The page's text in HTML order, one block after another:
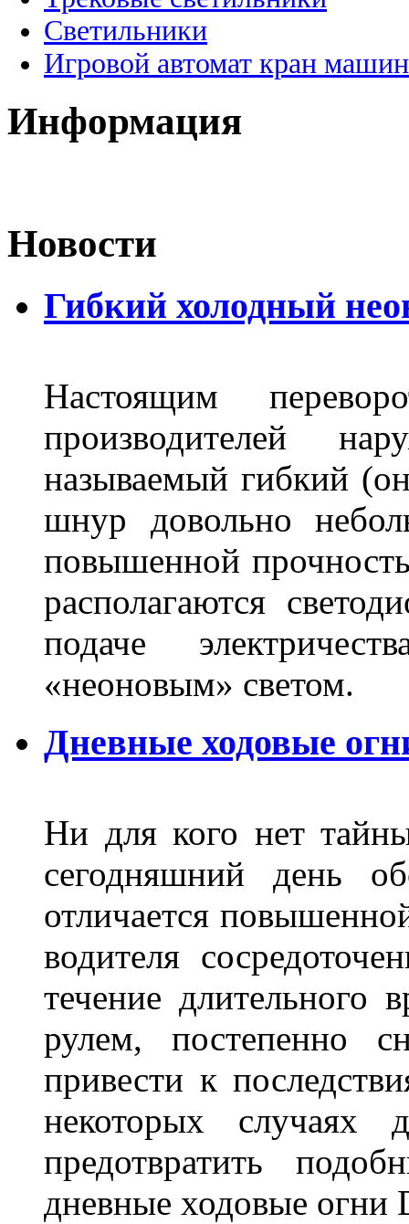
Светильники
Игровой автомат кран
Информация
Новости
Гибкий холодный
Настоящим
производителей
называемый гибкий
шнур довольно
повышенной
располагаются
подаче
«неоновым» светом.
Дневные ходовые
Ни для кого нет
сегодняшний день
отличается
водителя
течение длительного
рулем, постепенно
привести к
некоторых случаях
предотвратить
дневные ходовые огни